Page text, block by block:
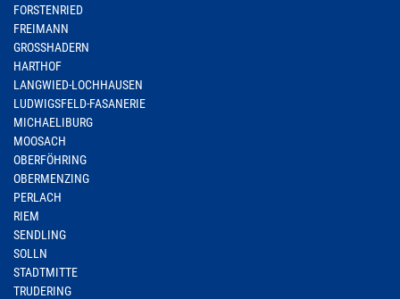
FORSTENRIED
FREIMANN
GROSSHADERN
HARTHOF
LANGWIED-LOCHHAUSEN
LUDWIGSFELD-FASANERIE
MICHAELIBURG
MOOSACH
OBERFÖHRING
OBERMENZING
PERLACH
RIEM
SENDLING
SOLLN
STADTMITTE
TRUDERING